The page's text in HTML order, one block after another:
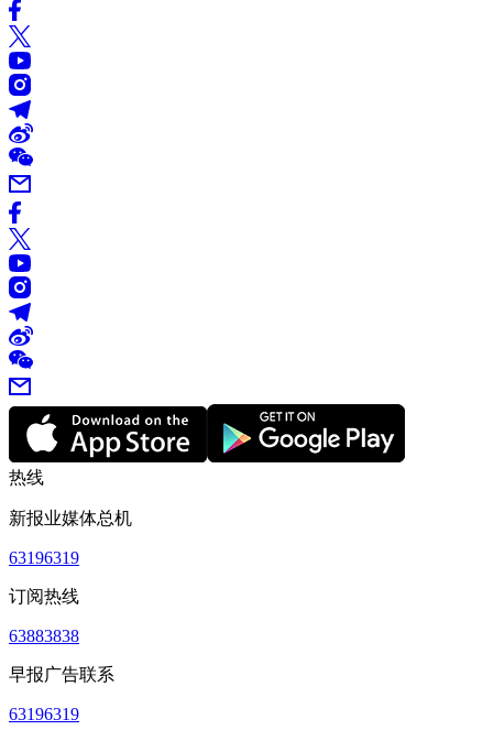
热线
新报业媒体总机
63196319
订阅热线
63883838
早报广告联系
63196319